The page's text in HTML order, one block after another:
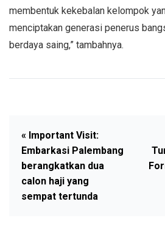
membentuk kekebalan kelompok
menciptakan generasi penerus
berdaya saing,” tambahnya.
« Important Visit:
Embarkasi Palembang
berangkatkan dua
calon haji yang
sempat tertunda